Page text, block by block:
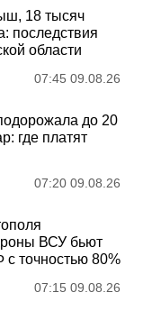
18 тысяч
последствия
области
07:45 09.08.26
до 20
где платят
07:20 09.08.26
ВСУ бьют
с точностью 80%
07:15 09.08.26